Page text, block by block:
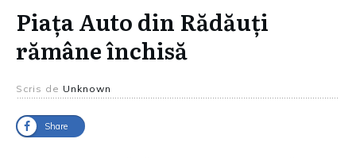
Piața Auto din Rădăuți
rămâne închisă
Scris de Unknown
Share